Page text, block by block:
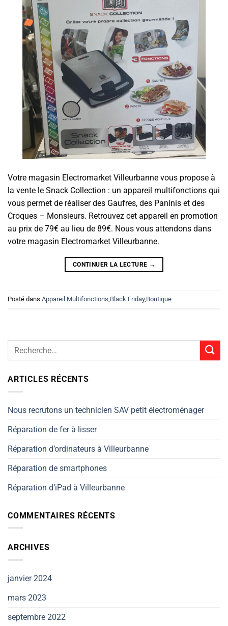
Votre magasin Electromarket Villeurbanne vous propose à
la vente le Snack Collection : un appareil multifonctions qui
vous permet de réaliser des Gaufres, des Paninis et des
Croques – Monsieurs. Retrouvez cet appareil en promotion
au prix de 79€ au lieu de 89€. Nous vous attendons dans
votre magasin Electromarket Villeurbanne.
CONTINUER LA LECTURE →
Posté dans Appareil Multifonctions,Black Friday,Boutique
ARTICLES RÉCENTS
Nous recrutons un technicien SAV petit électroménager
Réparation de fer à lisser
Réparation d’ordinateurs à Villeurbanne
Réparation de smartphones
Réparation d’iPad à Villeurbanne
COMMENTAIRES RÉCENTS
ARCHIVES
janvier 2024
mars 2023
septembre 2022